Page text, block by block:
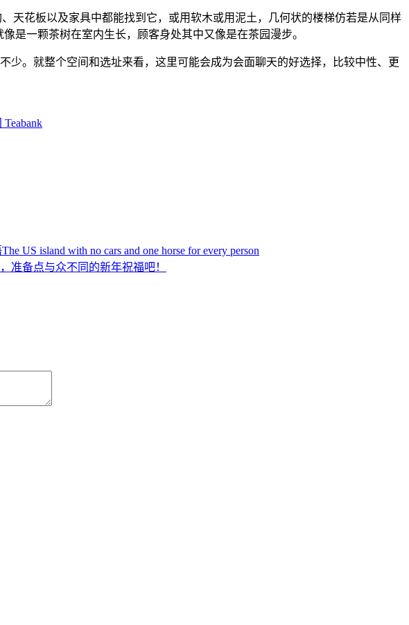
天花板以及家具中都能找到它，或用软木或用泥土，几何状的楼梯仿若是从同样
是一颗茶树在室内生长，顾客身处其中又像是在茶园漫步。
少。就整个空间和选址来看，这里可能会成为会面聊天的好选择，比较中性、更
The US island with no cars and one horse for every person
准备点与众不同的新年祝福吧！